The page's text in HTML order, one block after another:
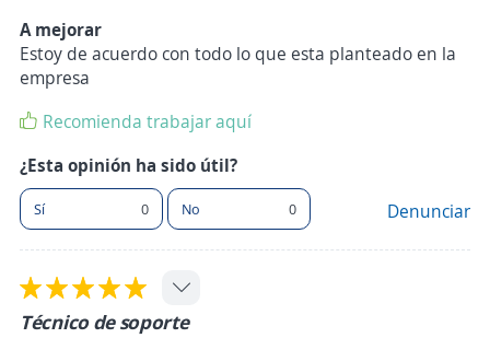
A mejorar
Estoy de acuerdo con todo lo que esta planteado en la
empresa
Recomienda trabajar aquí
¿Esta opinión ha sido útil?
Sí 0 No 0 Denunciar
Técnico de soporte